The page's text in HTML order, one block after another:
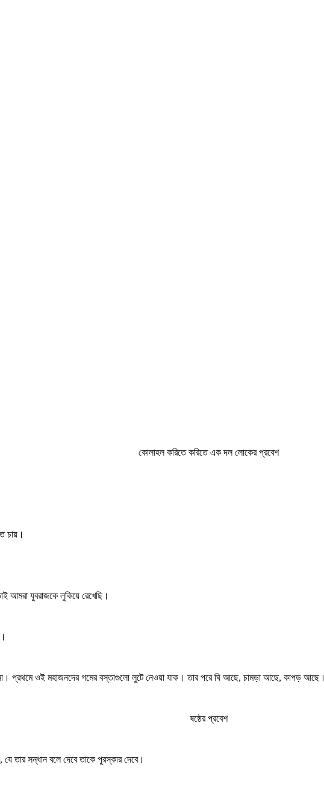
কোলাহল করিতে করিতে এক দল লোকের প্রবেশ
চায়।
আমরা যুবরাজকে লুকিয়ে রেখেছি।
প্রথমে ওই মহাজনদের গমের বস্তাগুলো লুটে নেওয়া যাক। তার পরে ঘি আছে, চামড়া আছে, কাপড় আছে।
ষষ্ঠের প্রবেশ
তার সন্ধান বলে দেবে তাকে পুরস্কার দেবে।